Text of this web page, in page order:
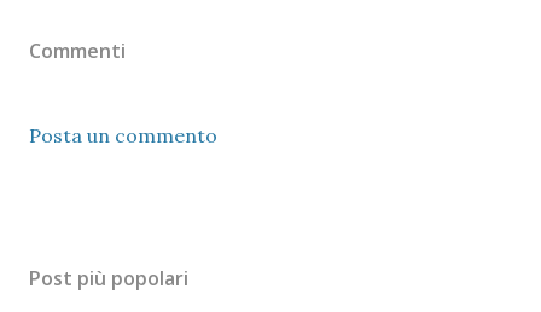
Commenti
Posta un commento
Post più popolari